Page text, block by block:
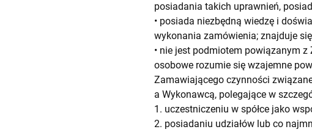
posiadania takich uprawnień,
• posiada niezbędną wiedzę i
wykonania zamówienia; znajduje
• nie jest podmiotem powiązanym
osobowe rozumie się wzajemne
Zamawiającego czynności
a Wykonawcą, polegające w
1. uczestniczeniu w spółce jako
2. posiadaniu udziałów lub co